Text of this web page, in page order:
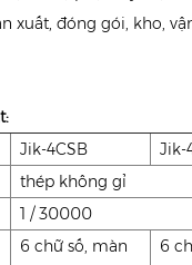
xuất, đóng gói, kho,
Jik-4CSB
Jik-
thép không gỉ
1 / 30000
6 chữ số, màn
6